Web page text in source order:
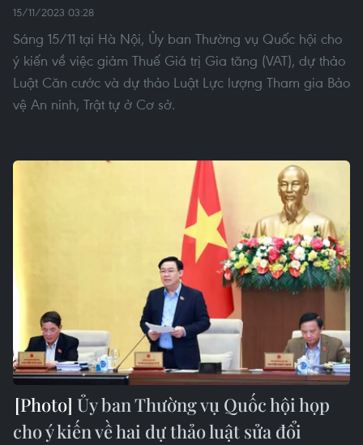
15/11/2023 03:28
Sáng 15/11 tại Hà Nội, Ủy ban Thường vụ Quốc hội cho
ý kiến về việc giảm Thuế Giá trị Gia tăng (VAT), dự thảo
Luật Căn cước và dự thảo Luật Lực lượng Tham gia Bảo
vệ An ninh, Trật tự ở Cơ sở.
Ủy ban Thường vụ Quốc hội họp
cho ý kiến về hai dự thảo luật sửa đổi